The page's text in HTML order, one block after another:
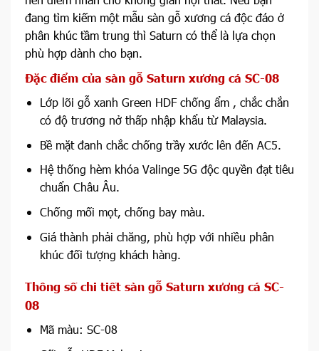
đang tìm kiếm một mẫu sàn gỗ xương cá độc đáo ở
phân khúc tầm trung thì Saturn có thể là lựa chọn
phù hợp dành cho bạn.
Đặc điểm của sàn gỗ Saturn xương cá SC-08
Lớp lõi gỗ xanh Green HDF chống ẩm , chắc chắn
có độ trương nở thấp nhập khẩu từ Malaysia.
Bề mặt đanh chắc chống trầy xước lên đến AC5.
Hệ thống hèm khóa Valinge 5G độc quyền đạt tiêu
chuẩn Châu Âu.
Chống mối mọt, chống bay màu.
Giá thành phải chăng, phù hợp với nhiều phân
khúc đối tượng khách hàng.
Thông số chi tiết sàn gỗ Saturn xương cá SC-
08
Mã màu: SC-08